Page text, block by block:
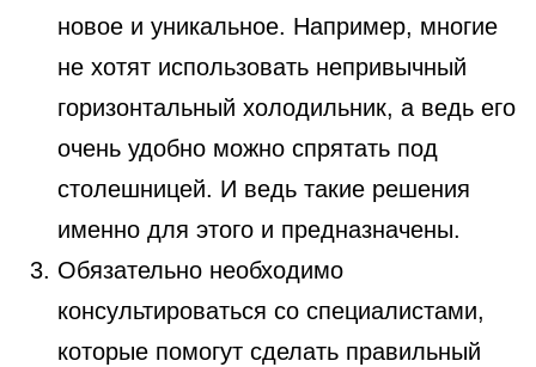
новое и уникальное. Например, многие
не хотят использовать непривычный
горизонтальный холодильник, а ведь его
очень удобно можно спрятать под
столешницей. И ведь такие решения
именно для этого и предназначены.
Обязательно необходимо
консультироваться со специалистами,
которые помогут сделать правильный